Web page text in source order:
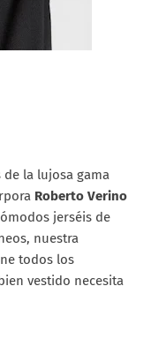
la lujosa gama
Roberto Verino
jerséis de
nuestra
todos los
vestido necesita